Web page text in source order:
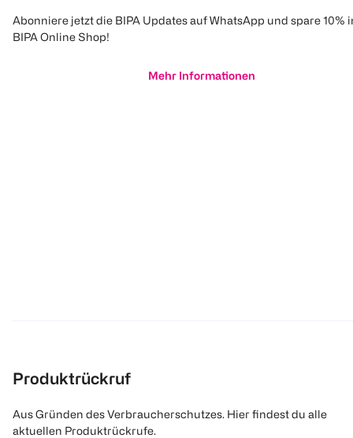
Abonniere jetzt die BIPA Updates auf WhatsApp und spare 10%
BIPA Online Shop!
Mehr Informationen
Produktrückruf
Aus Gründen des Verbraucherschutzes. Hier findest du alle
aktuellen Produktrückrufe.